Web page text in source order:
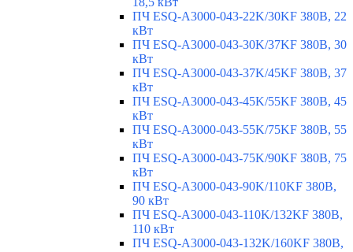
ПЧ ESQ-A3000-043-22K/30KF 380В, 22
кВт
ПЧ ESQ-A3000-043-30K/37KF 380В, 30
кВт
ПЧ ESQ-A3000-043-37K/45KF 380В, 37
кВт
ПЧ ESQ-A3000-043-45K/55KF 380В, 45
кВт
ПЧ ESQ-A3000-043-55K/75KF 380В, 55
кВт
ПЧ ESQ-A3000-043-75K/90KF 380В, 75
кВт
ПЧ ESQ-A3000-043-90K/110KF 380В,
90 кВт
ПЧ ESQ-A3000-043-110K/132KF 380В,
110 кВт
ПЧ ESQ-A3000-043-132K/160KF 380В,